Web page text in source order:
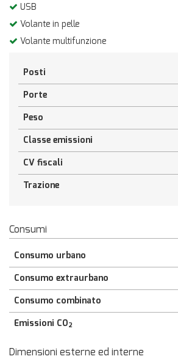
USB
Volante in pelle
Volante multifunzione
Posti
Porte
Peso
Classe emissioni
CV fiscali
Trazione
Consumi
Consumo urbano
Consumo extraurbano
Consumo combinato
Emissioni CO2
Dimensioni esterne ed interne